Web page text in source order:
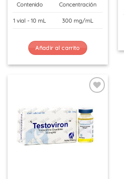
Contenido Concentración
1 vial - 10 mL 300 mg/mL
Añadir al carrito